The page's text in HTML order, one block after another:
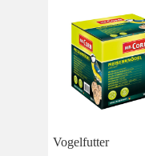
Vogelfutter